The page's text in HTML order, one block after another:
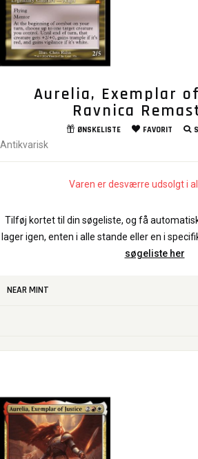
Aurelia, Exemplar
Ravnica
ØNSKELISTE FAVORIT
Antikvarisk
Varen er desværre udsolgt i
Tilføj kortet til din søgeliste, og få
lager igen, enten i alle stande eller en i
søgeliste her
NEAR MINT